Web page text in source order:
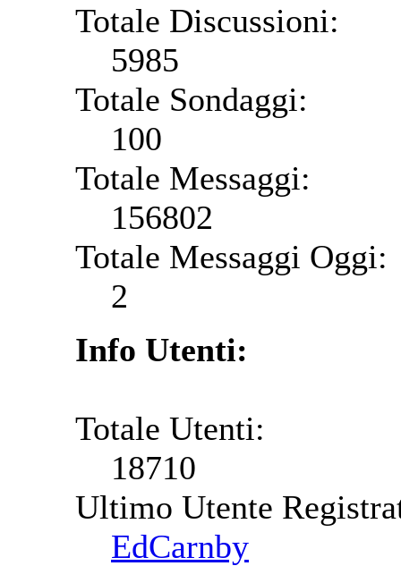
Totale Discussioni:
5985
Totale Sondaggi:
100
Totale Messaggi:
156802
Totale Messaggi Oggi:
2
Info Utenti:
Totale Utenti:
18710
Ultimo Utente
EdCarnby